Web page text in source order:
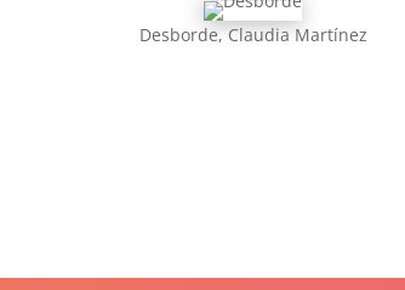
Desborde, Claudia Martínez